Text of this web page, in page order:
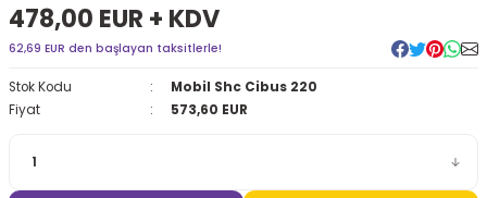
478,00 EUR + KDV
62,69 EUR den başlayan taksitlerle!
Stok Kodu
Mobil Shc Cibus 220
Fiyat
573,60 EUR